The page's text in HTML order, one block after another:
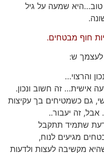
שמעה על גיל
חוף מבטחים.
והרצוי…
אישית… זה חשוב ונכון.
גם כשמטיחים בך עקיצות
אבל, זה יעבור..
שתמיד תתקבל
מגיעים לנוח,
מקשיבה לעצות ולדעות